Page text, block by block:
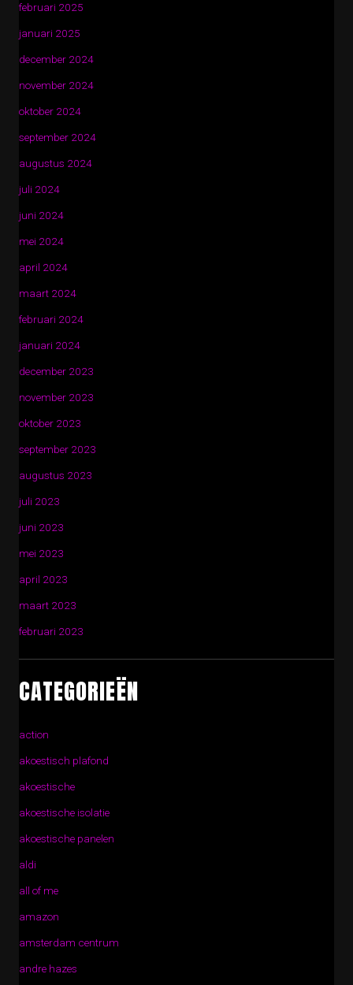
februari 2025
januari 2025
december 2024
november 2024
oktober 2024
september 2024
augustus 2024
juli 2024
juni 2024
mei 2024
april 2024
maart 2024
februari 2024
januari 2024
december 2023
november 2023
oktober 2023
september 2023
augustus 2023
juli 2023
juni 2023
mei 2023
april 2023
maart 2023
februari 2023
CATEGORIEËN
action
akoestisch plafond
akoestische
akoestische isolatie
akoestische panelen
aldi
all of me
amazon
amsterdam centrum
andre hazes